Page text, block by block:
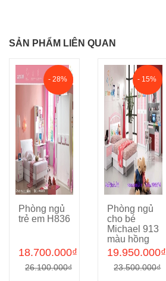
SẢN PHẨM LIÊN QUAN
Cho vào giỏ hàng
- 28%
Phòng ngủ
trẻ em H836
18.700.000₫
26.100.000₫
Cho vào giỏ hàng
- 15%
Phòng ngủ
cho bé
Michael 913
màu hồng
19.950.000₫
23.500.000₫